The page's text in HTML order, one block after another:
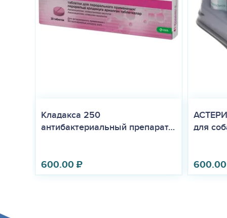
Кладакса 250
антибактериальный препарат…
600.00₽
для
600.00